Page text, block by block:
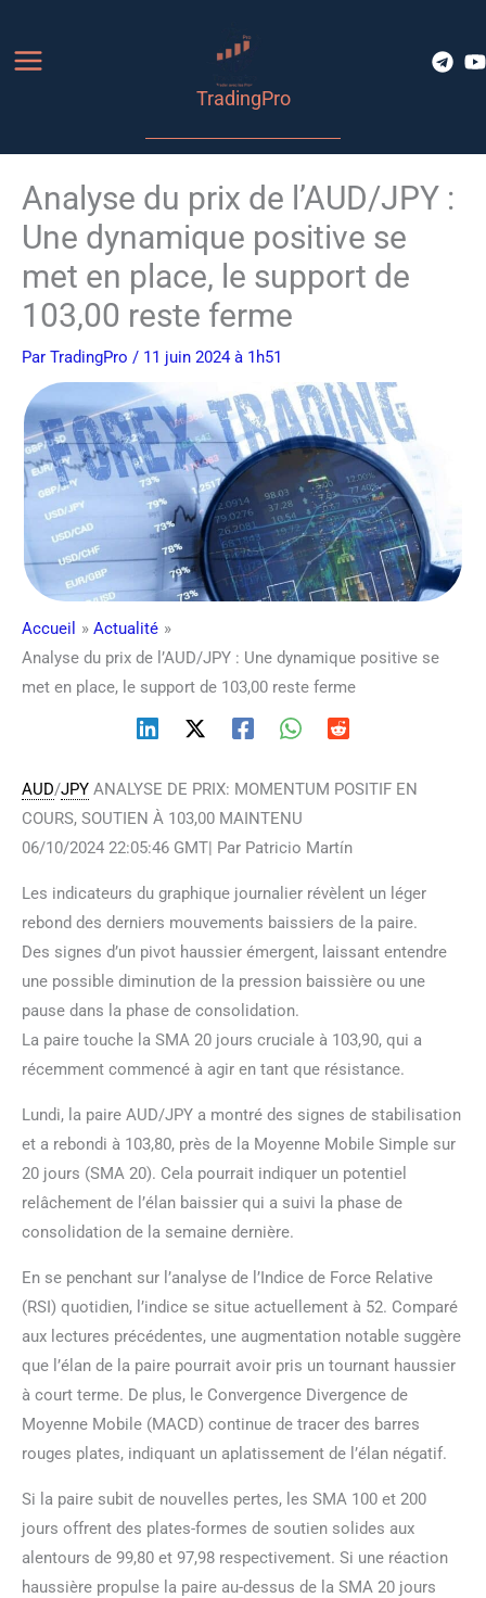
contenu
TradingPro
Analyse du prix de l’AUD/JPY :
Une dynamique positive se
met en place, le support de
103,00 reste ferme
Par TradingPro / 11 juin 2024 à 1h51
Accueil
Actualité
Analyse du prix de l’AUD/JPY : Une dynamique positive se
met en place, le support de 103,00 reste ferme
AUD/JPY ANALYSE DE PRIX: MOMENTUM POSITIF EN
COURS, SOUTIEN À 103,00 MAINTENU
06/10/2024 22:05:46 GMT| Par Patricio Martín
Les indicateurs du graphique journalier révèlent un léger
rebond des derniers mouvements baissiers de la paire.
Des signes d’un pivot haussier émergent, laissant entendre
une possible diminution de la pression baissière ou une
pause dans la phase de consolidation.
La paire touche la SMA 20 jours cruciale à 103,90, qui a
récemment commencé à agir en tant que résistance.
Lundi, la paire AUD/JPY a montré des signes de stabilisation
et a rebondi à 103,80, près de la Moyenne Mobile Simple sur
20 jours (SMA 20). Cela pourrait indiquer un potentiel
relâchement de l’élan baissier qui a suivi la phase de
consolidation de la semaine dernière.
En se penchant sur l’analyse de l’Indice de Force Relative
(RSI) quotidien, l’indice se situe actuellement à 52. Comparé
aux lectures précédentes, une augmentation notable suggère
que l’élan de la paire pourrait avoir pris un tournant haussier
à court terme. De plus, le Convergence Divergence de
Moyenne Mobile (MACD) continue de tracer des barres
rouges plates, indiquant un aplatissement de l’élan négatif.
Si la paire subit de nouvelles pertes, les SMA 100 et 200
jours offrent des plates-formes de soutien solides aux
alentours de 99,80 et 97,98 respectivement. Si une réaction
haussière propulse la paire au-dessus de la SMA 20 jours